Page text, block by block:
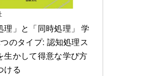
理」と「同時処理」 学
のタイプ: 認知処理ス
生かして得意な学び方
ける